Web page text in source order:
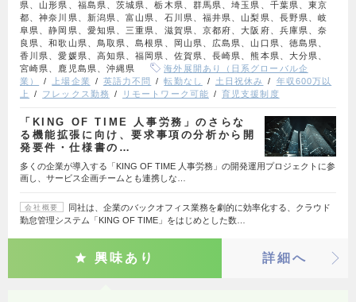
県、山形県、福島県、茨城県、栃木県、群馬県、埼玉県、千葉県、東京
都、神奈川県、新潟県、富山県、石川県、福井県、山梨県、長野県、岐
阜県、静岡県、愛知県、三重県、滋賀県、京都府、大阪府、兵庫県、奈
良県、和歌山県、鳥取県、島根県、岡山県、広島県、山口県、徳島県、
香川県、愛媛県、高知県、福岡県、佐賀県、長崎県、熊本県、大分県、
宮崎県、鹿児島県、沖縄県
海外展開あり（日系グローバル企
業）
上場企業 英語力不問 転勤なし 土日祝休み
年収600万以
上
フレックス勤務 リモートワーク可能 育児支援制度
「KING OF TIME 人事労務」のさらな
る機能拡張に向け、要求事項の分析から開
発要件・仕様書の…
多くの企業が導入する「KING OF TIME 人事労務」の開発運用プロジェクトに参
画し、サービス企画チームとも連携しな…
会社概要
同社は、企業のバックオフィス業務を劇的に効率化する、クラウド
勤怠管理システム「KING OF TIME」をはじめとした数…
興味あり 詳細へ